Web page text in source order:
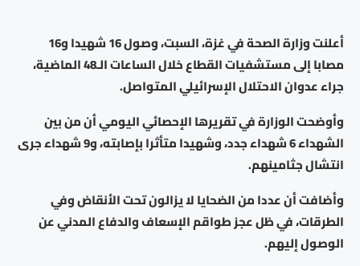
أعلنت وزارة الصحة في غزة، السبت، وصول 16 شهيدا و16
مصابا إلى مستشفيات القطاع خلال الساعات الـ48 الماضية،
جراء عدوان الاحتلال الإسرائيلي المتواصل.
وأوضحت الوزارة في تقريرها الإحصائي اليومي أن من بين
الشهداء 6 شهداء جدد، وشهيدا متأثرا بإصابته، و9 شهداء جرى
انتشال جثامينهم.
وأضافت أن عددا من الضحايا لا يزالون تحت الأنقاض وفي
الطرقات، في ظل عجز طواقم الإسعاف والدفاع المدني عن
الوصول إليهم.